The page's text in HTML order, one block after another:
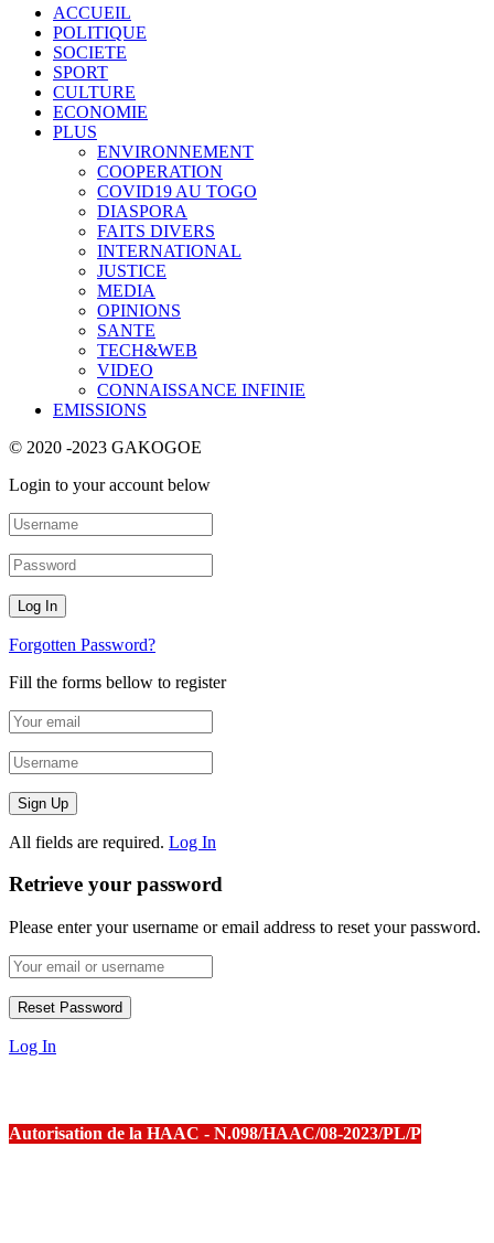
ACCUEIL
POLITIQUE
SOCIETE
SPORT
CULTURE
ECONOMIE
PLUS
ENVIRONNEMENT
COOPERATION
COVID19 AU TOGO
DIASPORA
FAITS DIVERS
INTERNATIONAL
JUSTICE
MEDIA
OPINIONS
SANTE
TECH&WEB
VIDEO
CONNAISSANCE INFINIE
EMISSIONS
© 2020 -2023 GAKOGOE
Login to your account below
Forgotten Password?
Fill the forms bellow to register
All fields are required. Log In
Retrieve your password
Please enter your username or email address to reset your password.
Log In
Autorisation de la HAAC - N.098/HAAC/08-2023/PL/P